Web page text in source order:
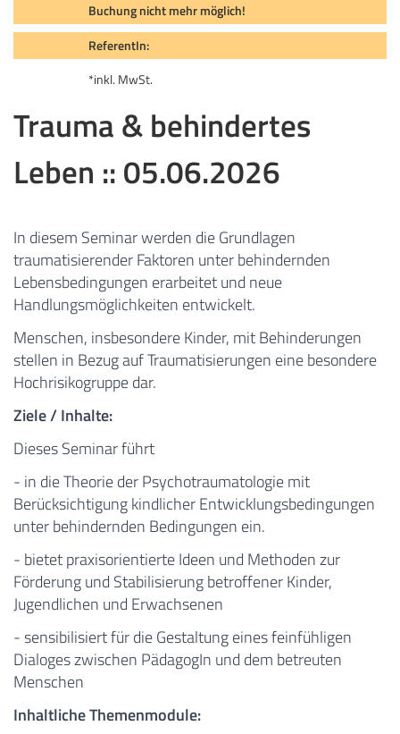
Buchung nicht mehr möglich!
ReferentIn:
*inkl. MwSt.
Trauma & behindertes
Leben :: 05.06.2026
In diesem Seminar werden die Grundlagen
traumatisierender Faktoren unter behindernden
Lebensbedingungen erarbeitet und neue
Handlungsmöglichkeiten entwickelt.
Menschen, insbesondere Kinder, mit Behinderungen
stellen in Bezug auf Traumatisierungen eine besondere
Hochrisikogruppe dar.
Ziele / Inhalte:
Dieses Seminar führt
- in die Theorie der Psychotraumatologie mit
Berücksichtigung kindlicher Entwicklungsbedingungen
unter behindernden Bedingungen ein.
- bietet praxisorientierte Ideen und Methoden zur
Förderung und Stabilisierung betroffener Kinder,
Jugendlichen und Erwachsenen
- sensibilisiert für die Gestaltung eines feinfühligen
Dialoges zwischen PädagogIn und dem betreuten
Menschen
Inhaltliche Themenmodule: